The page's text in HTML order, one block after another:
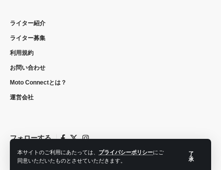
本サイトのご利用にあたっては、 プライバシーポリシーにご
同意いただいたものとさせていただきます。
了
承
ライター紹介
ライター募集
利用規約
お問い合わせ
Moto Connectとは？
運営会社
フォローする
© 2022 moto connect. All Rights Reserved.